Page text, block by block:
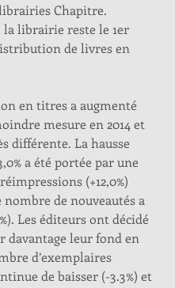
Chapitre.
la librairie reste le 1er
de livres en
en titres a augmenté
mesure en 2014 et
différente. La hausse
a été portée par une
(+12,0%)
nombre de nouveautés a
Les éditeurs ont décidé
davantage leur fond en
d’exemplaires
de baisser (-3.3%) et